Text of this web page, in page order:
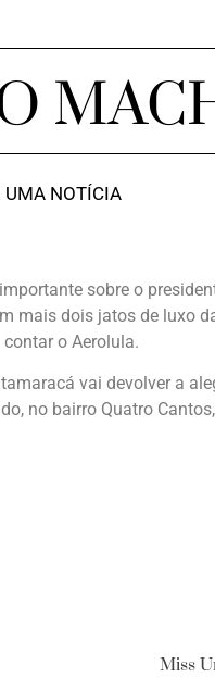
UMA NOTÍCIA
sobre o
mais dois jatos de luxo
o Aerolula.
vai devolver a
no bairro Quatro
Miss